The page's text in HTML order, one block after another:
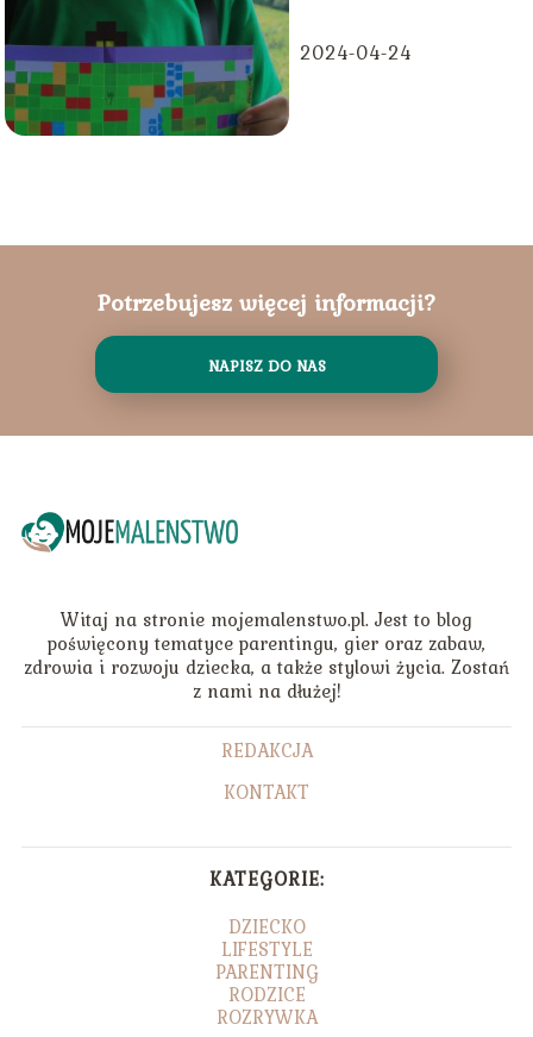
2024-04-24
Potrzebujesz więcej informacji?
NAPISZ DO NAS
Witaj na stronie mojemalenstwo.pl. Jest to blog
poświęcony tematyce parentingu, gier oraz zabaw,
zdrowia i rozwoju dziecka, a także stylowi życia. Zostań
z nami na dłużej!
REDAKCJA
KONTAKT
KATEGORIE:
DZIECKO
LIFESTYLE
PARENTING
RODZICE
ROZRYWKA